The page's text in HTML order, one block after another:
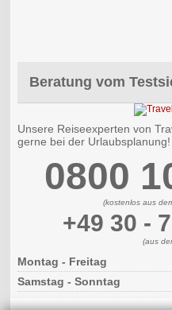
Beratung vom
Unsere Reiseexperten von
gerne bei der Urlaubsplanung!
0800
(kostenlos aus
+49 30 -
(aus
Montag - Freitag
Samstag - Sonntag